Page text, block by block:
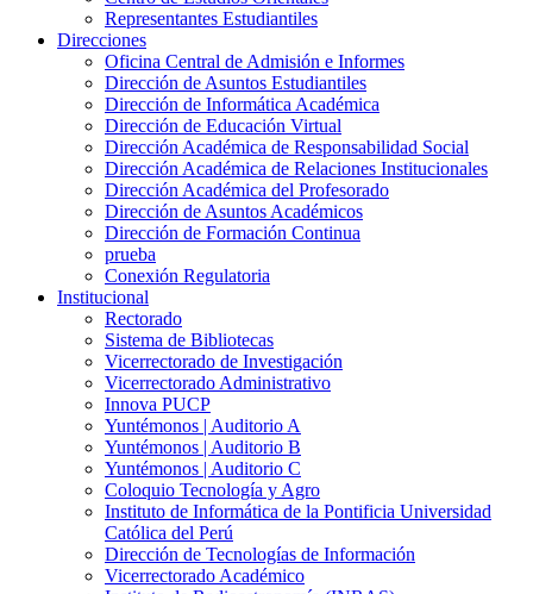
Representantes Estudiantiles
Direcciones
Oficina Central de Admisión e Informes
Dirección de Asuntos Estudiantiles
Dirección de Informática Académica
Dirección de Educación Virtual
Dirección Académica de Responsabilidad Social
Dirección Académica de Relaciones Institucionales
Dirección Académica del Profesorado
Dirección de Asuntos Académicos
Dirección de Formación Continua
prueba
Conexión Regulatoria
Institucional
Rectorado
Sistema de Bibliotecas
Vicerrectorado de Investigación
Vicerrectorado Administrativo
Innova PUCP
Yuntémonos | Auditorio A
Yuntémonos | Auditorio B
Yuntémonos | Auditorio C
Coloquio Tecnología y Agro
Instituto de Informática de la Pontificia Universidad
Católica del Perú
Dirección de Tecnologías de Información
Vicerrectorado Académico